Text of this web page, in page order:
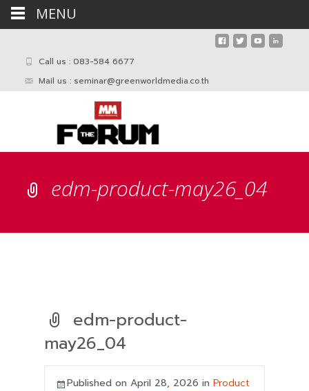
Call us : 083-584 6677
Mail us : seminar@greenworldmedia.co.th
edm-product-may26_04
edm-product-
may26_04
Published on April 28, 2026 in Product
MENU